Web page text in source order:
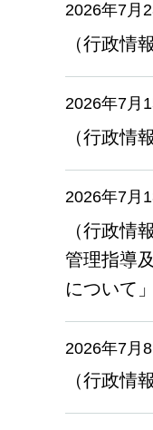
2026年7月
（行政情
2026年7月
（行政情
2026年7月
（行政情
管理指導
について
2026年7月8
（行政情